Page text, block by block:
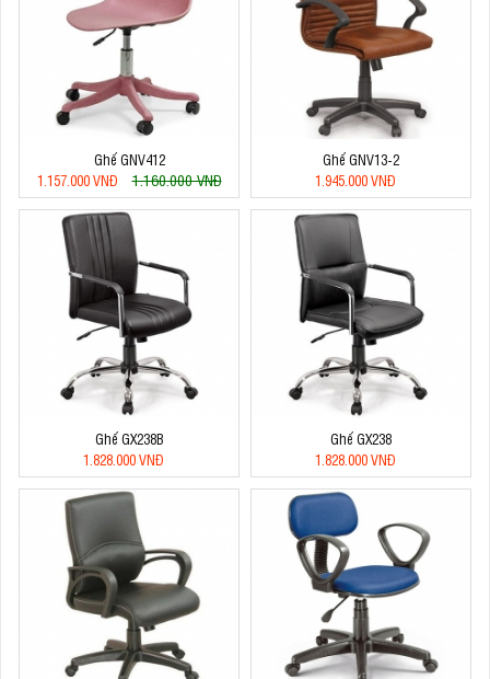
Ghế GNV412
1.157.000 VNĐ
1.160.000 VNĐ
Ghế GNV13-2
1.945.000 VNĐ
Ghế GX238B
1.828.000 VNĐ
Ghế GX238
1.828.000 VNĐ